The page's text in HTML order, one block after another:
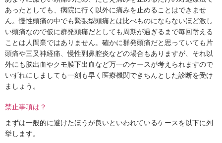
あったとしても、病院に行く以外に痛みを止めることはできませ
ん。慢性頭痛の中でも緊張型頭痛とは比べものにならないほど激し
い頭痛なので仮に群発頭痛だとしても周期が過ぎるまで毎回耐える
ことは人間業ではありません。確かに群発頭痛だと思っていても片
頭痛や三叉神経痛、慢性副鼻腔炎などの場合もありますが、それ以
外にも脳出血やクモ膜下出血など万一のケースが考えられますので
いずれにしましても一刻も早く医療機関できちんとした診断を受け
ましょう。
禁止事項は？
まずは一般的に避けたほうが良いといわれているケースを以下に列
挙します。